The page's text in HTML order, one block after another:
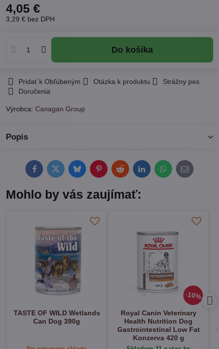
4,05 €
3,29 € bez DPH
Do košíka
Pridať k Obľúbeným Otázka k produktu
Strážny pes
Doručenia
Výrobca: Canagan Group
Popis
FacebookTwitterBlueskyPinterestRedditLinkedInWhatsApp
E-
mail
Mohlo by vás zaujímať:
TASTE OF WILD Wetlands
Can Dog 390g
10%
Royal Canin Veterinary
Health Nutrition Dog
Gastrointestinal Low Fat
Konzerva 420 g